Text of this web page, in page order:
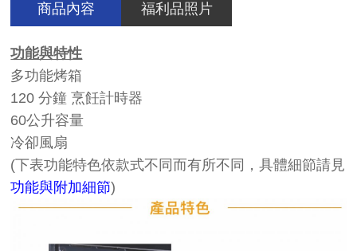
商品內容 福利品照片
功能與特性
多功能烤箱
120 分鐘 烹飪計時器
60公升容量
冷卻風扇
(下表功能特色依款式不同而有所不同，具體細節請見
功能與附加細節)